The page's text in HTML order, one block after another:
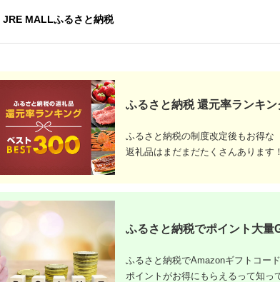
ーキーブラック 【 神
だわ
すめラ
別、ふるさと納税の家電返
JRE MALLふるさと納税
ふるさと納税 還元率ランキ
ふるさと納税の制度改定後もお得な
返礼品はまだまだたくさんあります！
ふるさと納税でポイント大量
ふるさと納税でAmazonギフトコー
ポイントがお得にもらえるって知っ